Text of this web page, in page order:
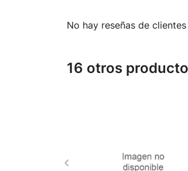
No hay reseñas de
16 otros